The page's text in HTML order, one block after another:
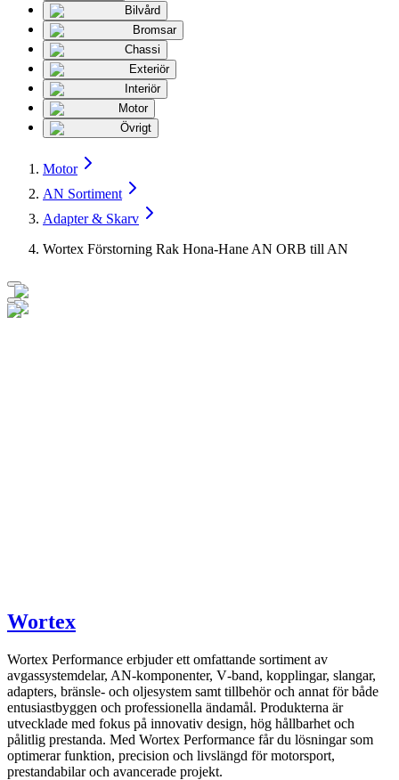
Bilvård
Bromsar
Chassi
Exteriör
Interiör
Motor
Övrigt
Motor
AN Sortiment
Adapter & Skarv
Wortex Förstorning Rak Hona-Hane AN ORB till AN
Wortex
Wortex Performance erbjuder ett omfattande sortiment av
avgassystemdelar, AN-komponenter, V‑band, kopplingar, slangar,
adapters, bränsle- och oljesystem samt tillbehör och annat för både
entusiastbyggen och professionella ändamål. Produkterna är
utvecklade med fokus på innovativ design, hög hållbarhet och
pålitlig prestanda. Med Wortex Performance får du lösningar som
optimerar funktion, precision och livslängd för motorsport,
prestandabilar och avancerade projekt.